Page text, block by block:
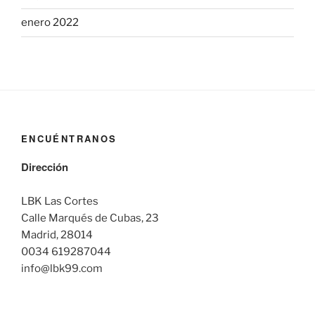
enero 2022
ENCUÉNTRANOS
Dirección
LBK Las Cortes
Calle Marqués de Cubas, 23
Madrid, 28014
0034 619287044
info@lbk99.com